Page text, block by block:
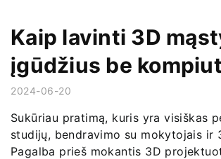
Kaip lavinti 3D
įgūdžius be
2024-06-20
Sukūriau pratimą, kuris yra visiškas
studijų, bendravimo su mokytojais ir
Pagalba prieš mokantis 3D